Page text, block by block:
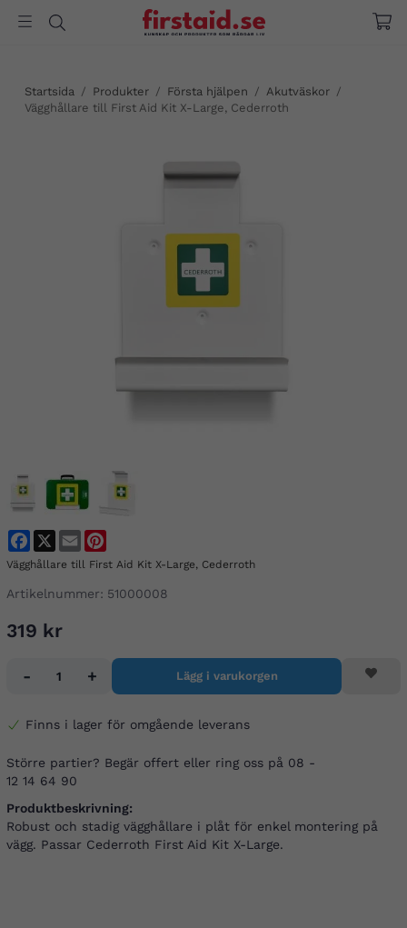
Startsida / Produkter / Första hjälpen / Akutväskor /
Vägghållare till First Aid Kit X-Large, Cederroth
FacebookEmail
Vägghållare till First Aid Kit X-Large, Cederroth
Artikelnummer: 51000008
319 kr
- + Lägg i varukorgen
Finns i lager för omgående leverans
Större partier? Begär offert eller ring oss på 08 -
12 14 64 90
Produktbeskrivning:
Robust och stadig vägghållare i plåt för enkel montering på
vägg. Passar Cederroth First Aid Kit X-Large.